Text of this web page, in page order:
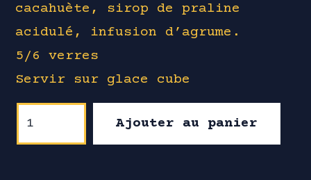
cacahuète, sirop de praline
acidulé, infusion d’agrume.
5/6 verres
Servir sur glace cube
Ajouter au panier